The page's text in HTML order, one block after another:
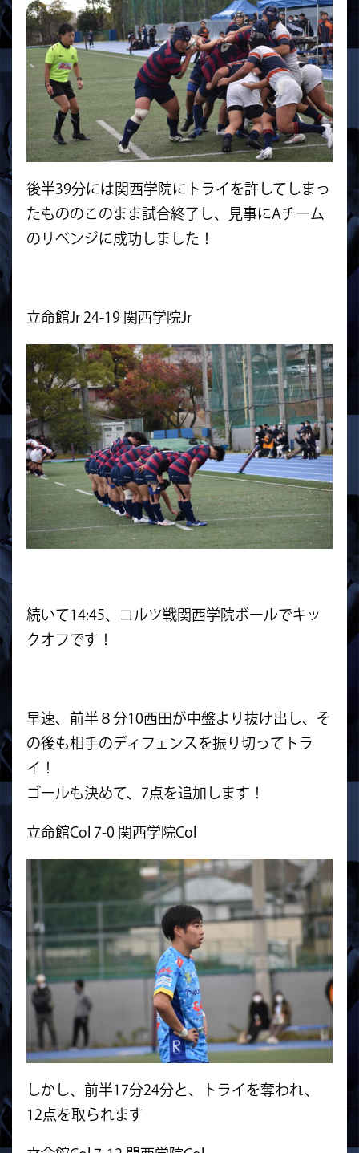
後半39分には関西学院にトライを許してしまっ
たもののこのまま試合終了し、見事にAチーム
のリベンジに成功しました！
立命館Jr 24-19 関西学院Jr
続いて14:45、コルツ戦関西学院ボールでキッ
クオフです！
早速、前半８分10西田が中盤より抜け出し、そ
の後も相手のディフェンスを振り切ってトラ
イ！
ゴールも決めて、7点を追加します！
立命館Col 7-0 関西学院Col
しかし、前半17分24分と、トライを奪われ、
12点を取られます